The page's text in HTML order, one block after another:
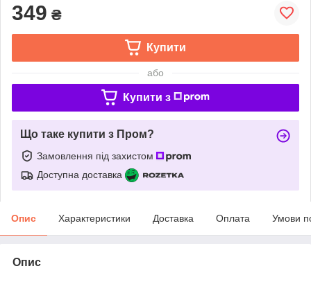
349 ₴
Купити
або
Купити з
Що таке купити з Пром?
Замовлення під захистом
Доступна доставка
Опис Характеристики Доставка Оплата Умови
Опис